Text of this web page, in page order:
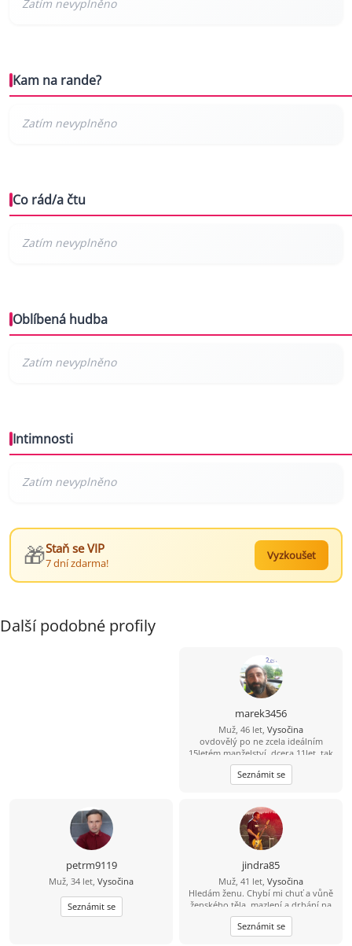
Kam na rande?
Co rád/a čtu
Oblíbená hudba
Intimnosti
🎁Staň se VIP
7 dní zdarma!
Vyzkoušet
Další podobné profily
marek3456
Muž, 46 let, Vysočina
ovdovělý po ne zcela ideálním
15letém manželství, dcera 11let, tak
trochu alternativně a pronárodně
smýšlející, tj. fráze konzum a úspěch
již se mě tak úplně netýkají, přírodu
pobytu se zcela vázán necítím,
uvítám ženu trochu otevřené mysli
Seznámit se
petrm9119
Muž, 34 let, Vysočina
Seznámit se
jindra85
Muž, 41 let, Vysočina
Hledám ženu. Chybí mi chuť a vůně
ženského těla, mazlení a drbání na
zádech.. ;-) Zajdeme na kávu a
uvidíme, jestli přeskočí jiskra?
Seznámit se